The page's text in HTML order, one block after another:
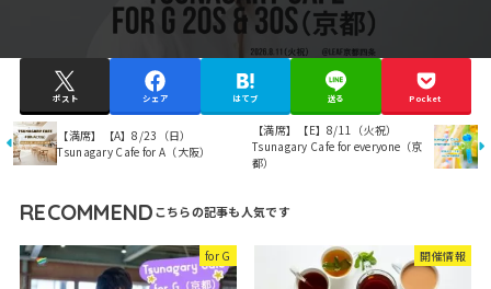
ポスト シェア はてブ 送る Pocket
【満席】【A】8/23（日）
Tsunagary Cafe for A（大阪）
【満席】【E】8/11（火祝）
Tsunagary Cafe for everyone（京
都）
RECOMMEND
for G 開催情報